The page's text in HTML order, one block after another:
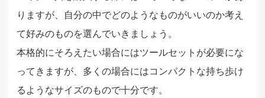
りますが、自分の中でどのようなものがいいのか考え
て好みのものを選んでいきましょう。
本格的にそろえたい場合にはツールセットが必要にな
ってきますが、多くの場合にはコンパクトな持ち歩け
るようなサイズのもので十分です。